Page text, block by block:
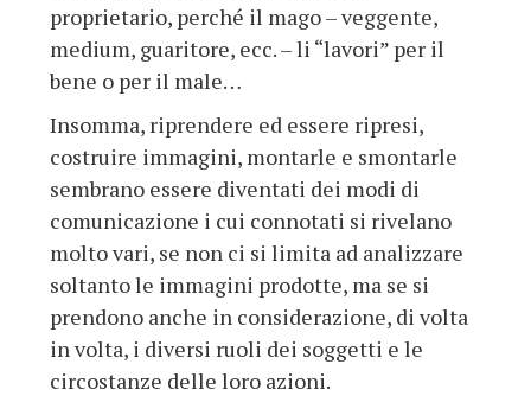
proprietario, perché il mago – veggente,
medium, guaritore, ecc. – li “lavori” per il
bene o per il male…
Insomma, riprendere ed essere ripresi,
costruire immagini, montarle e smontarle
sembrano essere diventati dei modi di
comunicazione i cui connotati si rivelano
molto vari, se non ci si limita ad analizzare
soltanto le immagini prodotte, ma se si
prendono anche in considerazione, di volta
in volta, i diversi ruoli dei soggetti e le
circostanze delle loro azioni.